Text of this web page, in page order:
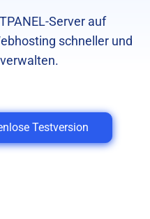
Server auf
schneller und
Testversion